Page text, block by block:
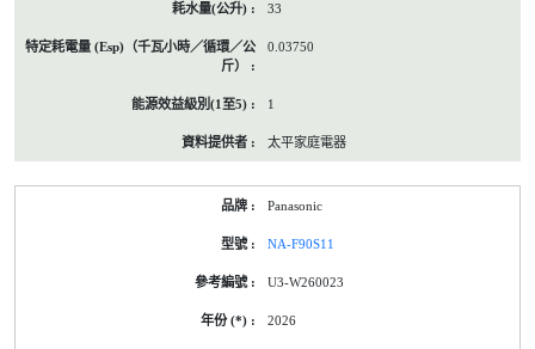
33
0.03750
1
太平家庭電器
Panasonic
NA-F90S11
U3-W260023
2026